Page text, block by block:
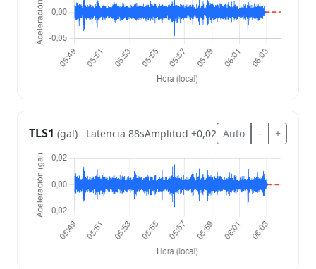
TLS1 (gal) Latencia 88sAmplitud ±0,02 Auto – +